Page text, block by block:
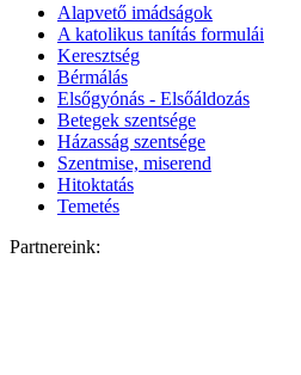
Alapvető imádságok
A katolikus tanítás formulái
Keresztség
Bérmálás
Elsőgyónás - Elsőáldozás
Betegek szentsége
Házasság szentsége
Szentmise, miserend
Hitoktatás
Temetés
Partnereink: